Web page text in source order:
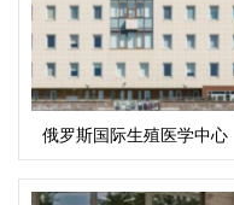
俄罗斯国际生殖医学中心
(ICRM)